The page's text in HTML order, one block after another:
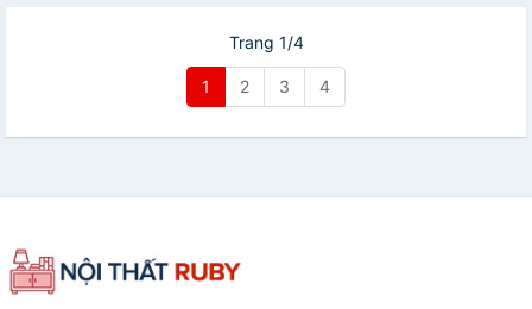
Trang 1/4
1 2 3 4